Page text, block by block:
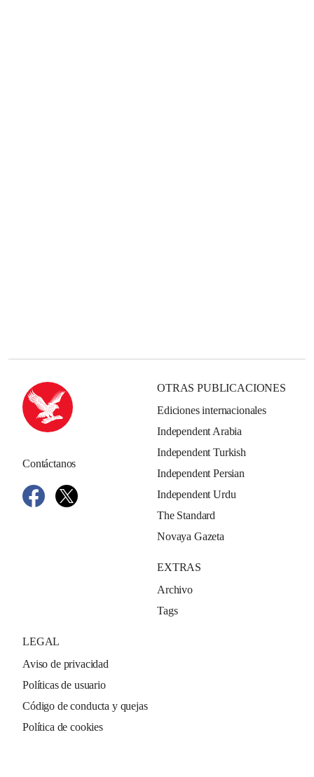
Contáctanos
OTRAS PUBLICACIONES
Ediciones internacionales
Independent Arabia
Independent Turkish
Independent Persian
Independent Urdu
The Standard
Novaya Gazeta
EXTRAS
Archivo
Tags
LEGAL
Aviso de privacidad
Políticas de usuario
Código de conducta y quejas
Política de cookies